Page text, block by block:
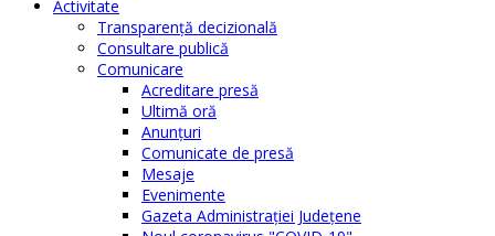
Activitate
Transparenţă decizională
Consultare publică
Comunicare
Acreditare presă
Ultimă oră
Anunţuri
Comunicate de presă
Mesaje
Evenimente
Gazeta Administraţiei Judeţene